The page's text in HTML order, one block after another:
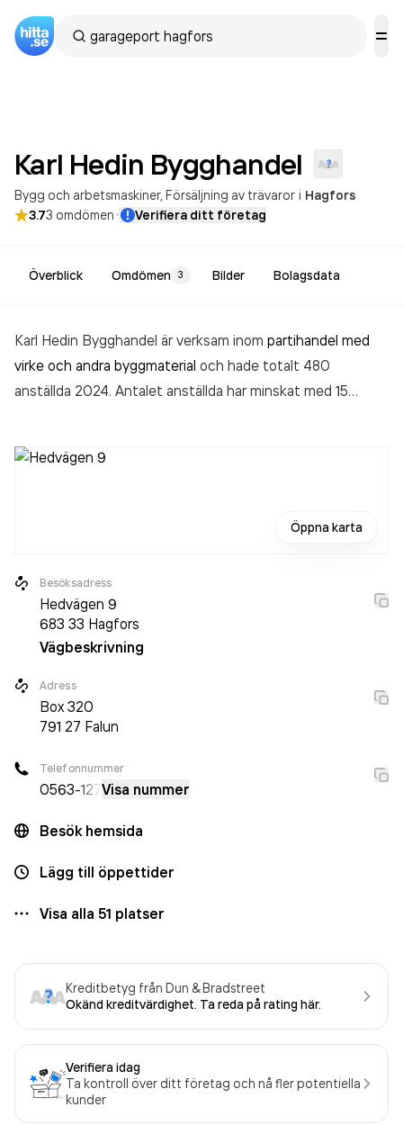
Karl Hedin Bygghandel
Bygg och arbetsmaskiner Försäljning av trävaror i Hagfors
3.73 omdömen· Verifiera ditt företag
Överblick Omdömen 3 Bilder Bolagsdata
Karl Hedin Bygghandel är verksam inom partihandel med
virke och andra byggmaterial och hade totalt 480
anställda 2024. Antalet anställda har minskat med 15
1972. Karl Hedin Bygghandel
Öppna karta
Besöksadress
Hedvägen 9
683 33 Hagfors
Vägbeskrivning
Adress
Box320
791 27 Falun
Telefonnummer
0563-127Visa nummer
Besök hemsida
Lägg till öppettider
Visa alla 51 platser
Kreditbetyg från Dun & Bradstreet
Okänd kreditvärdighet. Ta reda på rating här.
Verifiera idag
Ta kontroll över ditt företag och nå fler potentiella
kunder